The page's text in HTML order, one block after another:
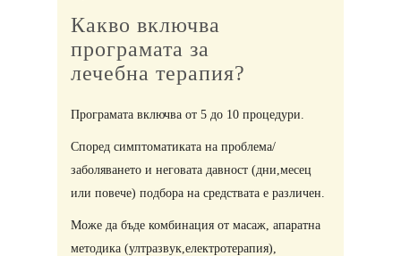
Какво включва
програмата за
​лечебна терапия?
Програмата включва от 5 до 10 процедури.
Според симптоматиката на проблема/
заболяването и неговата давност (дни,месец
или повече) подбора на средствата е различен.
Може да бъде комбинация от масаж, апаратна
методика (ултразвук,електротерапия),